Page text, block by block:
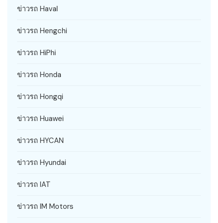
ข่าวรถ Haval
ข่าวรถ Hengchi
ข่าวรถ HiPhi
ข่าวรถ Honda
ข่าวรถ Hongqi
ข่าวรถ Huawei
ข่าวรถ HYCAN
ข่าวรถ Hyundai
ข่าวรถ IAT
ข่าวรถ IM Motors